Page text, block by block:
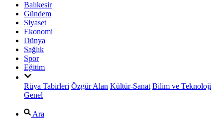
Balıkesir
Gündem
Siyaset
Ekonomi
Dünya
Sağlık
Spor
Eğitim
Rüya Tabirleri Özgür Alan Kültür-Sanat Bilim ve Teknoloji
Genel
Ara